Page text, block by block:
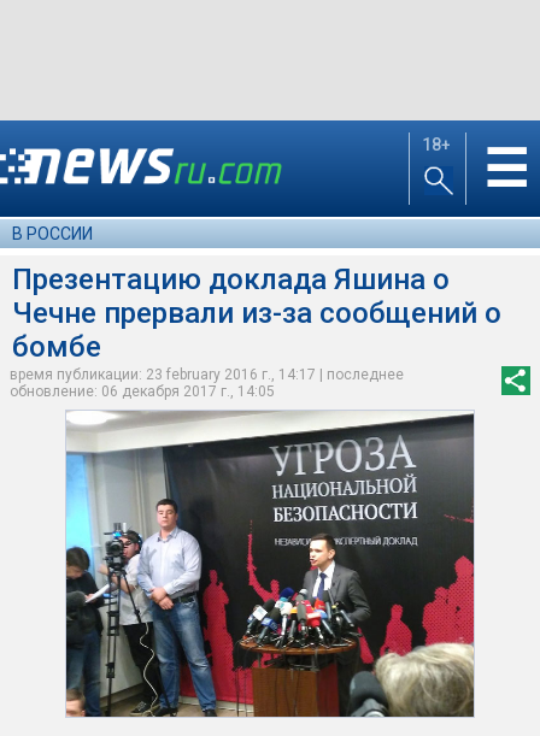
18+ ☰
В РОССИИ
Презентацию доклада Яшина о
Чечне прервали из-за сообщений о
бомбе
время публикации: 23 february 2016 г., 14:17 | последнее
обновление: 06 декабря 2017 г., 14:05